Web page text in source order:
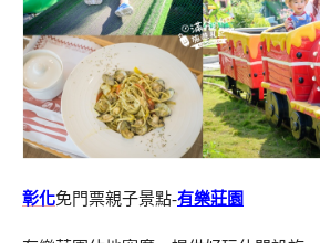
彰化免門票親子景點-有樂莊園